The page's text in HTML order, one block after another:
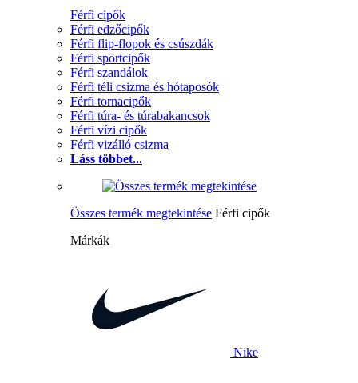
Férfi cipők
Férfi edzőcipők
Férfi flip-flopok és csúszdák
Férfi sportcipők
Férfi szandálok
Férfi téli csizma és hótaposók
Férfi tornacipők
Férfi túra- és túrabakancsok
Férfi vízi cipők
Férfi vizálló csizma
Láss többet...
Összes termék megtekintése Férfi cipők
Márkák
Nike